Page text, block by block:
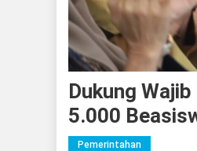
Dukung
5.000
Pemerintahan